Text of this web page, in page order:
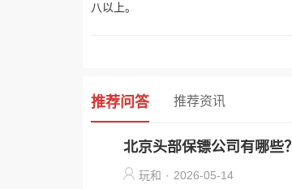
八以上。
推荐问答 推荐资讯
北京头部保镖公司有哪些？
玩和 · 2026-05-14